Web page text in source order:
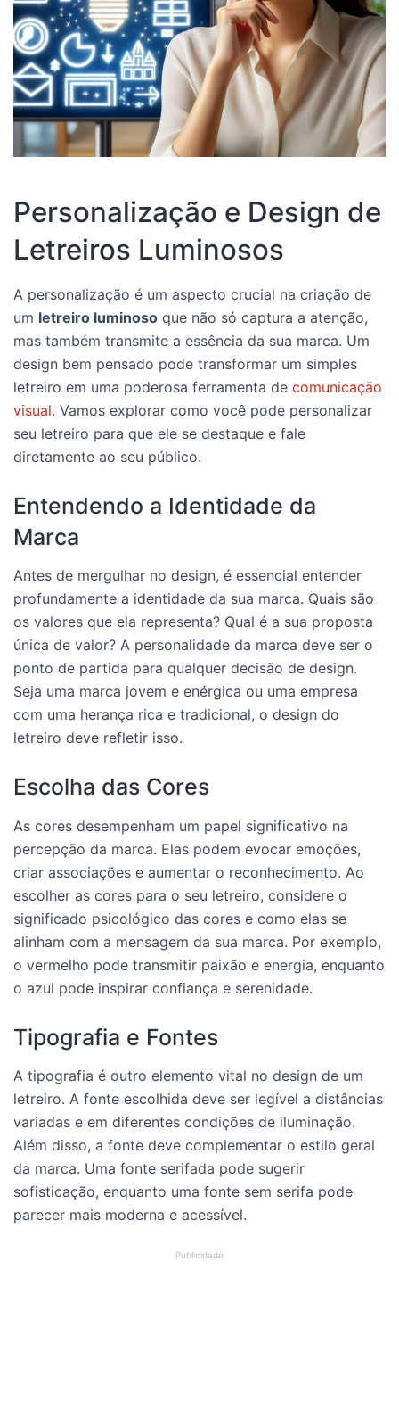
Personalização e Design de
Letreiros Luminosos
A personalização é um aspecto crucial na criação de
um letreiro luminoso que não só captura a atenção,
mas também transmite a essência da sua marca. Um
design bem pensado pode transformar um simples
letreiro em uma poderosa ferramenta de comunicação
visual. Vamos explorar como você pode personalizar
seu letreiro para que ele se destaque e fale
diretamente ao seu público.
Entendendo a Identidade da
Marca
Antes de mergulhar no design, é essencial entender
profundamente a identidade da sua marca. Quais são
os valores que ela representa? Qual é a sua proposta
única de valor? A personalidade da marca deve ser o
ponto de partida para qualquer decisão de design.
Seja uma marca jovem e enérgica ou uma empresa
com uma herança rica e tradicional, o design do
letreiro deve refletir isso.
Escolha das Cores
As cores desempenham um papel significativo na
percepção da marca. Elas podem evocar emoções,
criar associações e aumentar o reconhecimento. Ao
escolher as cores para o seu letreiro, considere o
significado psicológico das cores e como elas se
alinham com a mensagem da sua marca. Por exemplo,
o vermelho pode transmitir paixão e energia, enquanto
o azul pode inspirar confiança e serenidade.
Tipografia e Fontes
A tipografia é outro elemento vital no design de um
letreiro. A fonte escolhida deve ser legível a distâncias
variadas e em diferentes condições de iluminação.
Além disso, a fonte deve complementar o estilo geral
da marca. Uma fonte serifada pode sugerir
sofisticação, enquanto uma fonte sem serifa pode
parecer mais moderna e acessível.